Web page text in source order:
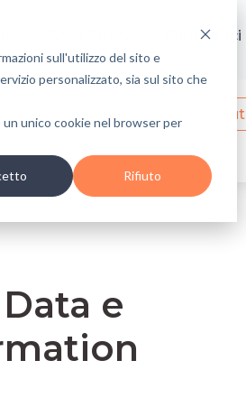
sull'utilizzo del sito e
personalizzato, sia sul sito che
unico cookie nel browser per
Rifiuto
Contattaci
Lead Management
Sales
e